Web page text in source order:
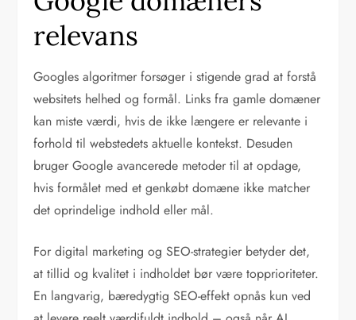
relevans
Googles algoritmer forsøger i stigende grad at forstå
websitets helhed og formål. Links fra gamle domæner
kan miste værdi, hvis de ikke længere er relevante i
forhold til webstedets aktuelle kontekst. Desuden
bruger Google avancerede metoder til at opdage,
hvis formålet med et genkøbt domæne ikke matcher
det oprindelige indhold eller mål.
For digital marketing og SEO-strategier betyder det,
at tillid og kvalitet i indholdet bør være topprioriteter.
En langvarig, bæredygtig SEO-effekt opnås kun ved